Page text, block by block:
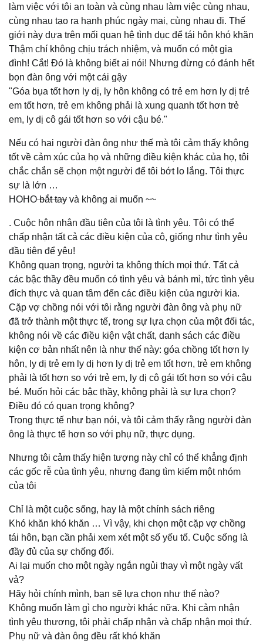
làm việc với tôi an toàn và cùng nhau làm việc cùng nhau,
cùng nhau tạo ra hạnh phúc ngày mai, cùng nhau đi. Thế
giới này dựa trên mối quan hệ tình dục để tái hôn khó khăn
Thậm chí không chịu trách nhiệm, và muốn có một gia
đình! Cắt! Đó là không biết ai nói! Nhưng đừng có đánh hết
bọn đàn ông với một cái gậy
"Góa bụa tốt hơn ly dị, ly hôn không có trẻ em hơn ly dị trẻ
em tốt hơn, trẻ em không phải là xung quanh tốt hơn trẻ
em, ly dị cô gái tốt hơn so với cậu bé."
Nếu có hai người đàn ông như thế mà tôi cảm thấy không
tốt về cảm xúc của họ và những điều kiện khác của họ, tôi
chắc chắn sẽ chọn một người để tôi bớt lo lắng. Tôi thực
sự là lớn …
HOHObắt tay và không ai muốn ~~
. Cuộc hôn nhân đầu tiên của tôi là tình yêu. Tôi có thể
chấp nhận tất cả các điều kiện của cô, giống như tình yêu
đầu tiên để yêu!
Không quan trọng, người ta không thích mọi thứ. Tất cả
các bậc thầy đều muốn có tình yêu và bánh mì, tức tình yêu
đích thực và quan tâm đến các điều kiện của người kia.
Cặp vợ chồng nói với tôi rằng người đàn ông và phụ nữ
đã trở thành một thực tế, trong sự lựa chọn của một đối tác,
không nói về các điều kiện vật chất, danh sách các điều
kiện cơ bản nhất nên là như thế này: góa chồng tốt hơn ly
hôn, ly dị trẻ em ly dị hơn ly dị trẻ em tốt hơn, trẻ em không
phải là tốt hơn so với trẻ em, ly dị cô gái tốt hơn so với cậu
bé. Muốn hỏi các bậc thầy, không phải là sự lựa chọn?
Điều đó có quan trọng không?
Trong thực tế như bạn nói, và tôi cảm thấy rằng người đàn
ông là thực tế hơn so với phụ nữ, thực dụng.
Nhưng tôi cảm thấy hiện tượng này chỉ có thể khẳng định
các gốc rễ của tình yêu, nhưng đang tìm kiếm một nhóm
của tôi
Chỉ là một cuộc sống, hay là một chính sách riêng
Khó khăn khó khăn … Vì vậy, khi chọn một cặp vợ chồng
tái hôn, bạn cần phải xem xét một số yếu tố. Cuộc sống là
đầy đủ của sự chống đối.
Ai lại muốn cho một ngày ngắn ngủi thay vì một ngày vất
vả?
Hãy hỏi chính mình, bạn sẽ lựa chọn như thế nào?
Không muốn làm gì cho người khác nữa. Khi cảm nhận
tình yêu thương, tôi phải chấp nhận và chấp nhận mọi thứ.
Phụ nữ và đàn ông đều rất khó khăn